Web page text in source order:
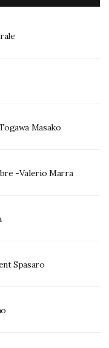
Masako
-Valerio Marra
Spasaro